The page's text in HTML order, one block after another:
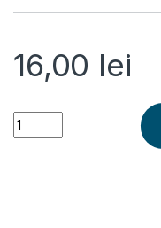
16,00 lei
Husa AntiDrop pentru